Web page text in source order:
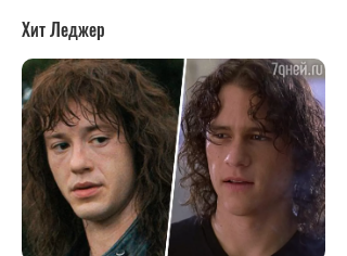
Хит Леджер